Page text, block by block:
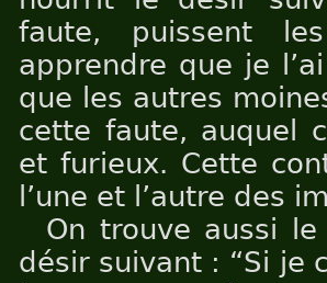
faute, puissent
apprendre que je
que les autres
cette faute, auquel
et furieux. Cette
l’une et l’autre des
On trouve aussi
désir suivant : “Si je